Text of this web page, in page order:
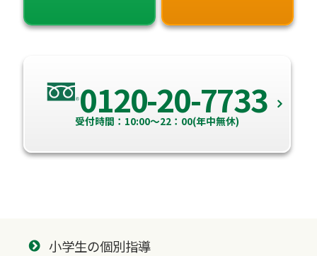
0120-20-7733
受付時間：10:00～22：00(年中無休)
小学生の個別指導